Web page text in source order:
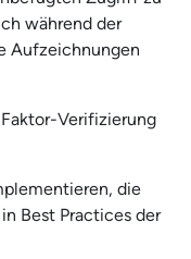
während der
Aufzeichnungen
Verifizierung
die
Best Practices der